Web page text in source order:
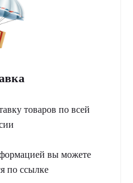
товаров по всей
вы можете
по ссылке